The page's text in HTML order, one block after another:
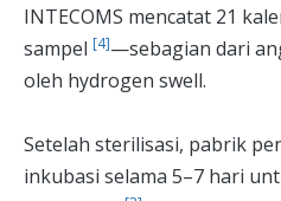
INTECOMS mencatat 21
sampel [4]—sebagian dari
oleh hydrogen swell.
Setelah sterilisasi, pabrik
inkubasi selama 5–7 hari